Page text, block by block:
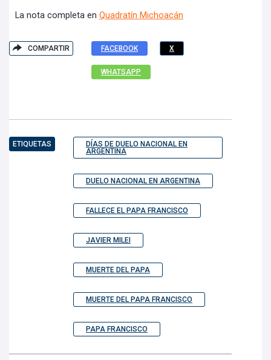
La nota completa en Quadratín Michoacán
COMPARTIR FACEBOOK X
WHATSAPP
ETIQUETAS
DÍAS DE DUELO NACIONAL EN
ARGENTINA
DUELO NACIONAL EN ARGENTINA
FALLECE EL PAPA FRANCISCO
JAVIER MILEI
MUERTE DEL PAPA
MUERTE DEL PAPA FRANCISCO
PAPA FRANCISCO